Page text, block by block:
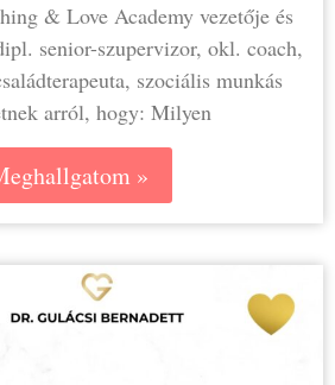
& Love Academy vezetője és
senior-szupervizor, okl. coach,
szociális munkás
arról, hogy: Milyen
»